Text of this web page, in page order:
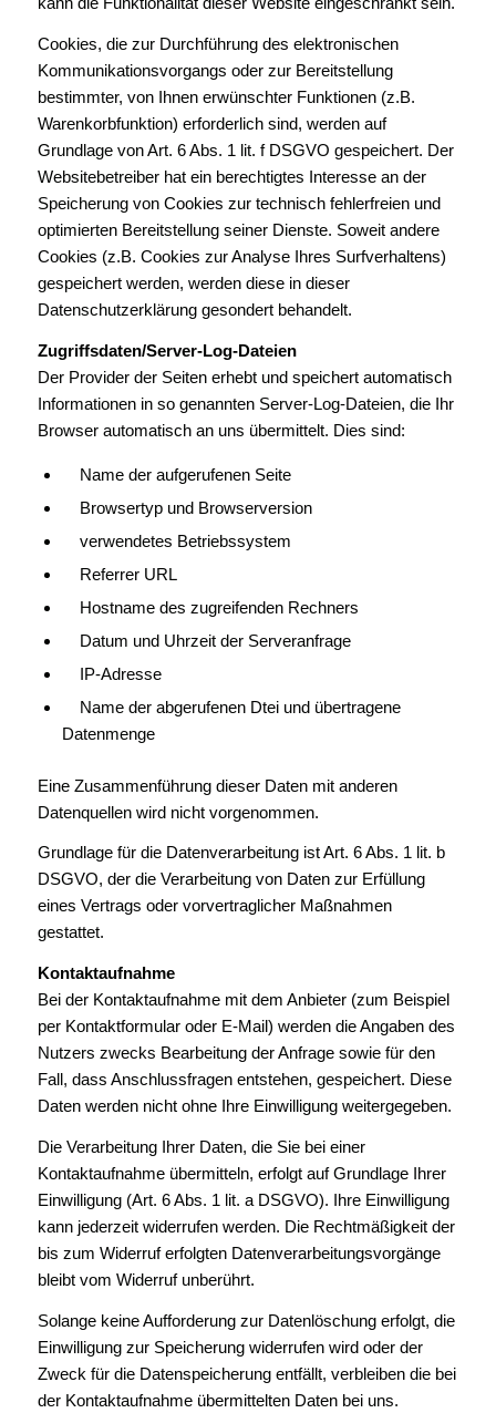
Cookies, die zur Durchführung des elektronischen
Kommunikationsvorgangs oder zur Bereitstellung
bestimmter, von Ihnen erwünschter Funktionen (z.B.
Warenkorbfunktion) erforderlich sind, werden auf
Grundlage von Art. 6 Abs. 1 lit. f DSGVO gespeichert. Der
Websitebetreiber hat ein berechtigtes Interesse an der
Speicherung von Cookies zur technisch fehlerfreien und
optimierten Bereitstellung seiner Dienste. Soweit andere
Cookies (z.B. Cookies zur Analyse Ihres Surfverhaltens)
gespeichert werden, werden diese in dieser
Datenschutzerklärung gesondert behandelt.
Zugriffsdaten/Server-Log-Dateien
Der Provider der Seiten erhebt und speichert automatisch
Informationen in so genannten Server-Log-Dateien, die Ihr
Browser automatisch an uns übermittelt. Dies sind:
Name der aufgerufenen Seite
Browsertyp und Browserversion
verwendetes Betriebssystem
Referrer URL
Hostname des zugreifenden Rechners
Datum und Uhrzeit der Serveranfrage
IP-Adresse
Name der abgerufenen Dtei und übertragene
Datenmenge
Eine Zusammenführung dieser Daten mit anderen
Datenquellen wird nicht vorgenommen.
Grundlage für die Datenverarbeitung ist Art. 6 Abs. 1 lit. b
DSGVO, der die Verarbeitung von Daten zur Erfüllung
eines Vertrags oder vorvertraglicher Maßnahmen
gestattet.
Kontaktaufnahme
Bei der Kontaktaufnahme mit dem Anbieter (zum Beispiel
per Kontaktformular oder E-Mail) werden die Angaben des
Nutzers zwecks Bearbeitung der Anfrage sowie für den
Fall, dass Anschlussfragen entstehen, gespeichert. Diese
Daten werden nicht ohne Ihre Einwilligung weitergegeben.
Die Verarbeitung Ihrer Daten, die Sie bei einer
Kontaktaufnahme übermitteln, erfolgt auf Grundlage Ihrer
Einwilligung (Art. 6 Abs. 1 lit. a DSGVO). Ihre Einwilligung
kann jederzeit widerrufen werden. Die Rechtmäßigkeit der
bis zum Widerruf erfolgten Datenverarbeitungsvorgänge
bleibt vom Widerruf unberührt.
Solange keine Aufforderung zur Datenlöschung erfolgt, die
Einwilligung zur Speicherung widerrufen wird oder der
Zweck für die Datenspeicherung entfällt, verbleiben die bei
der Kontaktaufnahme übermittelten Daten bei uns.